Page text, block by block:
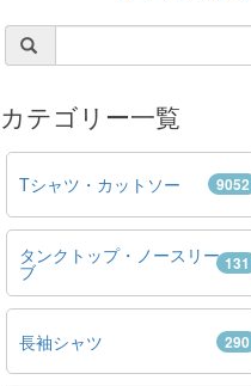
カテゴリー一覧
Tシャツ・カットソー 9052
タンクトップ・ノースリー
ブ 131
長袖シャツ 290